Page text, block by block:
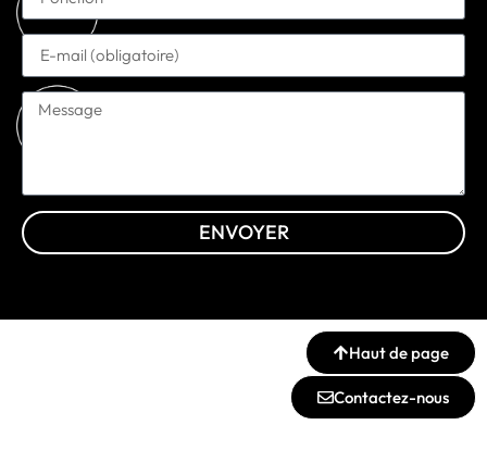
ENVOYER
Haut de page
Contactez-nous